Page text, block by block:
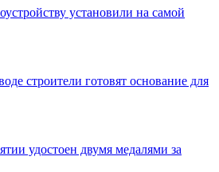
установили на самой
строители готовят основание для
удостоен двумя медалями за